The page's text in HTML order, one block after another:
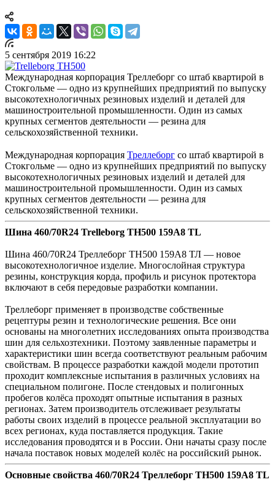
5 сентября 2019 16:22
Международная корпорация Треллеборг со штаб квартирой в
Стокгольме — одно из крупнейших предприятий по выпуску
высокотехнологичных резиновых изделий и деталей для
машиностроительной промышленности. Один из самых
крупных сегментов деятельности — резина для
сельскохозяйственной техники.
Международная корпорация Треллеборг со штаб квартирой в
Стокгольме — одно из крупнейших предприятий по выпуску
высокотехнологичных резиновых изделий и деталей для
машиностроительной промышленности. Один из самых
крупных сегментов деятельности — резина для
сельскохозяйственной техники.
Шина 460/70R24 Trelleborg ТН500 159А8 TL
Шина 460/70R24 Треллеборг ТН500 159А8 ТЛ — новое
высокотехнологичное изделие. Многослойная структура
резины, конструкция корда, профиль и рисунок протектора
включают в себя передовые разработки компании.
Треллеборг применяет в производстве собственные
рецептуры резин и технологические решения. Все они
основаны на многолетних исследованиях опыта производства
шин для сельхозтехники. Поэтому заявленные параметры и
характеристики шин всегда соответствуют реальным рабочим
свойствам. В процессе разработки каждой модели прототип
проходит комплексные испытания в различных условиях на
специальном полигоне. После стендовых и полигонных
пробегов колёса проходят опытные испытания в разных
регионах. Затем производитель отслеживает результаты
работы своих изделий в процессе реальной эксплуатации во
всех регионах, куда поставляется продукция. Такие
исследования проводятся и в России. Они начаты сразу после
начала поставок новых моделей колёс на российский рынок.
Основные свойства 460/70R24 Треллеборг ТН500 159А8 TL